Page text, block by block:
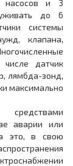
насосов и 3
до 6
системы
клапана,
датчик
лямбда-зонд,
максимально
средствами
аварии или
это, в свою